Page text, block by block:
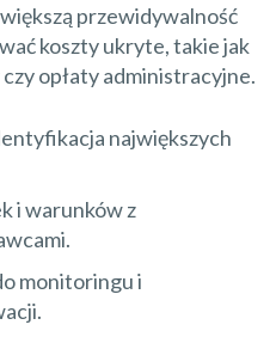
przewidywalność
koszty ukryte, takie jak
opłaty administracyjne.
największych
i warunków z
monitoringu i